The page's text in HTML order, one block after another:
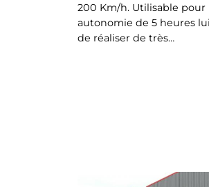
200 Km/h. Utilisable pour
autonomie de 5 heures
de réaliser de très…